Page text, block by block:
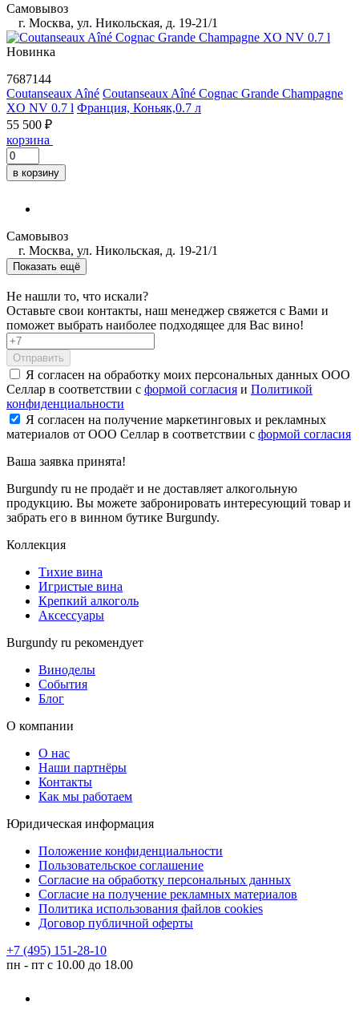
Самовывоз
г. Москва, ул. Никольская, д. 19-21/1
Новинка
7687144
Coutanseaux Aîné Coutanseaux Aîné Cognac Grande Champagne
XO NV 0.7 l Франция, Коньяк,0.7 л
55 500 ₽
корзина
в корзину
Самовывоз
г. Москва, ул. Никольская, д. 19-21/1
Показать ещё
Не нашли то, что искали?
Оставьте свои контакты, наш менеджер свяжется с Вами и
поможет выбрать наиболее подходящее для Вас вино!
Отправить
Я согласен на обработку моих персональных данных ООО
Селлар в соответствии с формой согласия и Политикой
конфиденциальности
Я согласен на получение маркетинговых и рекламных
материалов от ООО Селлар в соответствии с формой согласия
Ваша заявка принята!
Burgundy ru не продаёт и не доставляет алкогольную
продукцию. Вы можете забронировать интересующий товар и
забрать его в винном бутике Burgundy.
Коллекция
Тихие вина
Игристые вина
Крепкий алкоголь
Аксессуары
Burgundy ru рекомендует
Виноделы
События
Блог
О компании
О нас
Наши партнёры
Контакты
Как мы работаем
Юридическая информация
Положение конфиденциальности
Пользовательское соглашение
Согласие на обработку персональных данных
Согласие на получение рекламных материалов
Политика использования файлов cookies
Договор публичной оферты
+7 (495) 151-28-10
пн - пт с 10.00 до 18.00